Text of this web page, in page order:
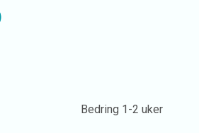
Bedring 1-2 uker